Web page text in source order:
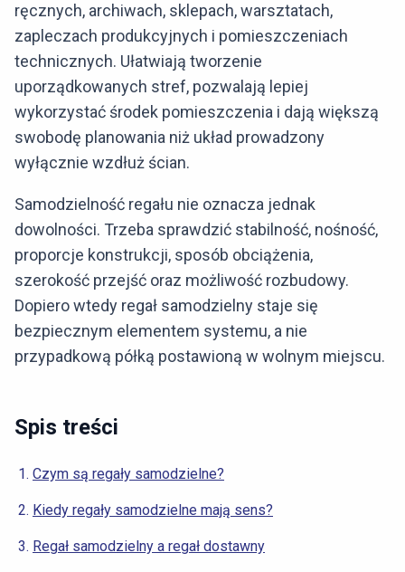
ręcznych, archiwach, sklepach, warsztatach,
zapleczach produkcyjnych i pomieszczeniach
technicznych. Ułatwiają tworzenie
uporządkowanych stref, pozwalają lepiej
wykorzystać środek pomieszczenia i dają większą
swobodę planowania niż układ prowadzony
wyłącznie wzdłuż ścian.
Samodzielność regału nie oznacza jednak
dowolności. Trzeba sprawdzić stabilność, nośność,
proporcje konstrukcji, sposób obciążenia,
szerokość przejść oraz możliwość rozbudowy.
Dopiero wtedy regał samodzielny staje się
bezpiecznym elementem systemu, a nie
przypadkową półką postawioną w wolnym miejscu.
Spis treści
Czym są regały samodzielne?
Kiedy regały samodzielne mają sens?
Regał samodzielny a regał dostawny